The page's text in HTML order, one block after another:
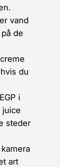
vand
de
du
i
juice
steder
kamera
art